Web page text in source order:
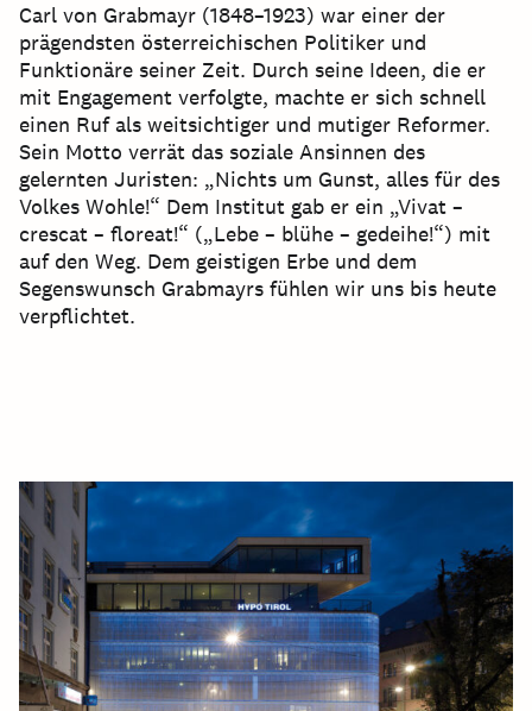
Carl von Grabmayr (1848–1923) war einer der
prägendsten österreichischen Politiker und
Funktionäre seiner Zeit. Durch seine Ideen, die er
mit Engagement verfolgte, machte er sich schnell
einen Ruf als weitsichtiger und mutiger Reformer.
Sein Motto verrät das soziale Ansinnen des
gelernten Juristen: „Nichts um Gunst, alles für des
Volkes Wohle!“ Dem Institut gab er ein „Vivat –
crescat – floreat!“ („Lebe – blühe – gedeihe!“) mit
auf den Weg. Dem geistigen Erbe und dem
Segenswunsch Grabmayrs fühlen wir uns bis heute
verpflichtet.